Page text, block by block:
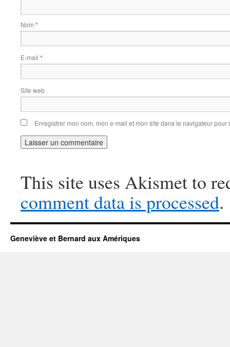
Nom *
E-mail *
Site web
Enregistrer mon nom, mon e-mail et mon site dans le navigateur
This site uses Akismet to
comment data is processed.
Geneviève et Bernard aux Amériques